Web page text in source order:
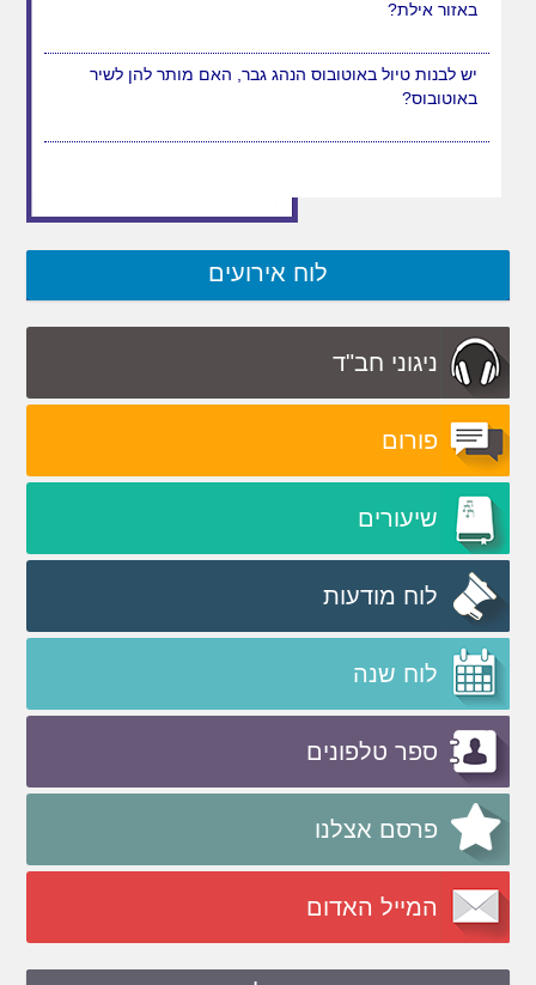
באזור אילת?
יש לבנות טיול באוטובוס הנהג גבר, האם מותר להן לשיר
באוטובוס?
לוח אירועים
ניגוני חב"ד
פורום
שיעורים
לוח מודעות
לוח שנה
ספר טלפונים
פרסם אצלנו
המייל האדום